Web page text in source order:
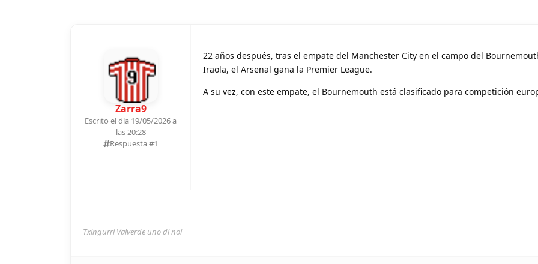
Zarra9
Escrito el día 19/05/2026 a
las 20:28
Respuesta #1
22 años después, tras el empate del Manchester City en el campo del
Iraola, el Arsenal gana la Premier League.
A su vez, con este empate, el Bournemouth está clasificado para competición
Txingurri Valverde uno di noi